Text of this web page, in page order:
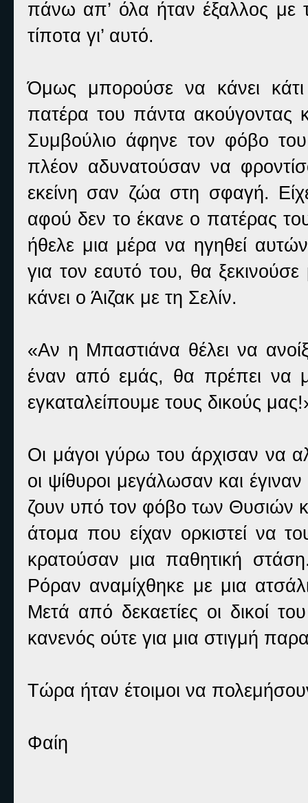
πάνω απ’ όλα ήταν έξαλλος με
τίποτα γι’ αυτό.
Όμως μπορούσε να κάνει
πατέρα του πάντα ακούγοντας
Συμβούλιο άφηνε τον φόβο
πλέον αδυνατούσαν να
εκείνη σαν ζώα στη σφαγή.
αφού δεν το έκανε ο πατέρας
ήθελε μια μέρα να ηγηθεί
για τον εαυτό του, θα
κάνει ο Άιζακ με τη Σελίν.
«Αν η Μπαστιάνα θέλει να
έναν από εμάς, θα πρέπει να
εγκαταλείπουμε τους δικούς
Οι μάγοι γύρω του άρχισαν να
οι ψίθυροι μεγάλωσαν και
ζουν υπό τον φόβο των Θυσιών
άτομα που είχαν ορκιστεί να
κρατούσαν μια παθητική
Ρόραν αναμίχθηκε με μια
Μετά από δεκαετίες οι δικοί
κανενός ούτε για μια στιγμή
Τώρα ήταν έτοιμοι να
Φαίη